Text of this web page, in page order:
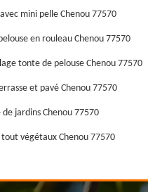
mini pelle Chenou 77570
en rouleau Chenou 77570
tonte de pelouse Chenou 77570
et pavé Chenou 77570
jardins Chenou 77570
végétaux Chenou 77570